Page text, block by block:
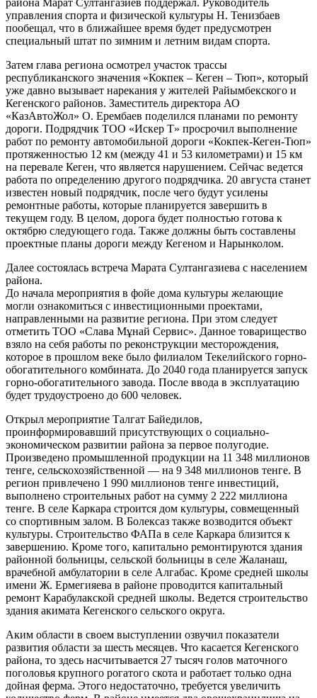
района Марат Султангазиев поддержал. Руководитель
управления спорта и физической культуры Н. Тенизбаев
пообещал, что в ближайшее время будет предусмотрен
специальный штат по зимним и летним видам спорта.
Затем глава региона осмотрел участок трассы
республиканского значения «Кокпек – Кеген – Тюп», который
уже давно вызывает нарекания у жителей Райымбекского и
Кегенского районов. Заместитель директора АО
«КазАвтоЖол» О. Ерембаев поделился планами по ремонту
дороги. Подрядчик ТОО «Искер Т» просрочил выполнение
работ по ремонту автомобильной дороги «Кокпек-Кеген-Тюп»
протяженностью 12 км (между 41 и 53 километрами) и 15 км
на перевале Кеген, что является нарушением. Сейчас ведется
работа по определению другого подрядчика. 20 августа станет
известен новый подрядчик, после чего будут усилены
ремонтные работы, которые планируется завершить в
текущем году. В целом, дорога будет полностью готова к
октябрю следующего года. Также должны быть составлены
проектные планы дороги между Кегеном и Нарынколом.
Далее состоялась встреча Марата Султангазиева с населением
района.
До начала мероприятия в фойе дома культуры желающие
могли ознакомиться с инвестиционными проектами,
направленными на развитие региона. При этом следует
отметить ТОО «Слава Мұнай Сервис». Данное товарищество
взяло на себя работы по реконструкции месторождения,
которое в прошлом веке было филиалом Текелийского горно-
обогатительного комбината. До 2040 года планируется запуск
горно-обогатительного завода. После ввода в эксплуатацию
будет трудоустроено до 600 человек.
Открыл мероприятие Талгат Байедилов,
проинформировавший присутствующих о социально-
экономическом развитии района за первое полугодие.
Произведено промышленной продукции на 11 348 миллионов
тенге, сельскохозяйственной — на 9 348 миллионов тенге. В
регион привлечено 1 990 миллионов тенге инвестиций,
выполнено строительных работ на сумму 2 222 миллиона
тенге. В селе Каркара строится дом культуры, совмещенный
со спортивным залом. В Болексаз также возводится объект
культуры. Строительство ФАПа в селе Каркара близится к
завершению. Кроме того, капитально ремонтируются здания
районной больницы, сельской больницы в селе Жаланаш,
врачебной амбулатории в селе Алгабас. Кроме средней школы
имени Ж. Ермегияева в районе проводится капитальный
ремонт Карабулакской средней школы. Ведется строительство
здания акимата Кегенского сельского округа.
Аким области в своем выступлении озвучил показатели
развития области за шесть месяцев. Что касается Кегенского
района, то здесь насчитывается 27 тысяч голов маточного
поголовья крупного рогатого скота и работает только одна
дойная ферма. Этого недостаточно, требуется увеличить